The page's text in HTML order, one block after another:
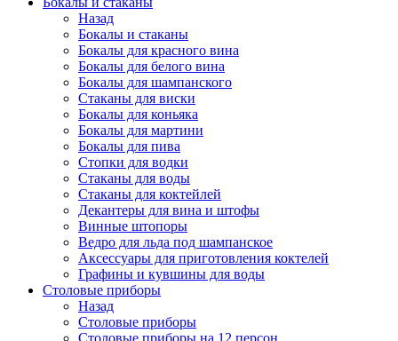
Назад
Бокалы и стаканы
Бокалы для красного вина
Бокалы для белого вина
Бокалы для шампанского
Стаканы для виски
Бокалы для коньяка
Бокалы для мартини
Бокалы для пива
Стопки для водки
Стаканы для воды
Стаканы для коктейлей
Декантеры для вина и штофы
Винные штопоры
Ведро для льда под шампанское
Аксессуары для приготовления коктелей
Графины и кувшины для воды
Столовые приборы
Назад
Столовые приборы
Столовые приборы на 12 персон